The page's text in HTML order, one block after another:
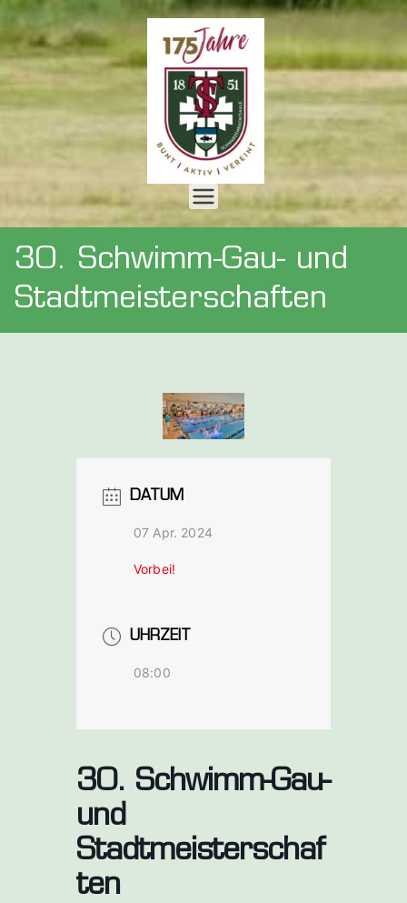
Zum
Inhalt
springen
Webseite
der
Turnerscha
Schwarzen
30. Schwimm-Gau- und
Stadtmeisterschaften
DATUM
07 Apr. 2024
Vorbei!
UHRZEIT
08:00
30. Schwimm-Gau-
und
Stadtmeisterschaf
ten